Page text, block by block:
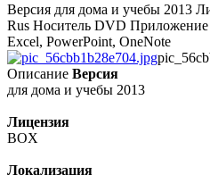
Версия для дома и учебы 2013
Rus Носитель DVD Приложение
Excel, PowerPoint, OneNote
Описание Версия
для дома и учебы 2013
Лицензия
BOX
Локализация